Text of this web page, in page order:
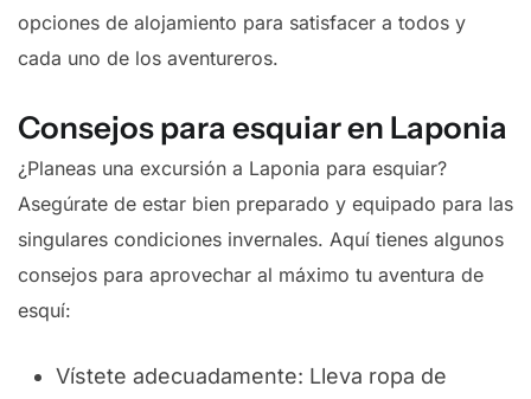
opciones de alojamiento para satisfacer a todos y
cada uno de los aventureros.
Consejos para esquiar en Laponia
¿Planeas una excursión a Laponia para esquiar?
Asegúrate de estar bien preparado y equipado para las
singulares condiciones invernales. Aquí tienes algunos
consejos para aprovechar al máximo tu aventura de
esquí:
Vístete adecuadamente: Lleva ropa de